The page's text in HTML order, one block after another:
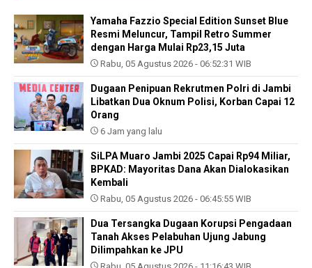
Yamaha Fazzio Special Edition Sunset Blue
Resmi Meluncur, Tampil Retro Summer
dengan Harga Mulai Rp23,15 Juta
Rabu, 05 Agustus 2026 - 06:52:31 WIB
Dugaan Penipuan Rekrutmen Polri di Jambi
Libatkan Dua Oknum Polisi, Korban Capai 12
Orang
6 Jam yang lalu
SiLPA Muaro Jambi 2025 Capai Rp94 Miliar,
BPKAD: Mayoritas Dana Akan Dialokasikan
Kembali
Rabu, 05 Agustus 2026 - 06:45:55 WIB
Dua Tersangka Dugaan Korupsi Pengadaan
Tanah Akses Pelabuhan Ujung Jabung
Dilimpahkan ke JPU